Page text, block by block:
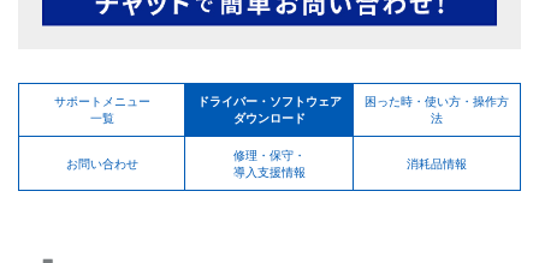
サポートメニュー
一覧
ドライバー・ソフトウェア
ダウンロード
困った時・使い方・操作方
法
お問い合わせ
修理・保守・
導入支援情報
消耗品情報